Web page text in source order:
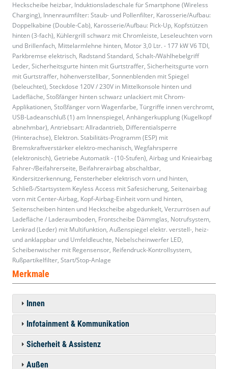
Heckscheibe heizbar, Induktionsladeschale für Smartphone (Wireless
Charging), Innenraumfilter: Staub- und Pollenfilter, Karosserie/Aufbau:
Doppelkabine (Double-Cab), Karosserie/Aufbau: Pick-Up, Kopfstützen
hinten (3-fach), Kühlergrill schwarz mit Chromleiste, Leseleuchten vorn
und Brillenfach, Mittelarmlehne hinten, Motor 3,0 Ltr. - 177 kW V6 TDI,
Parkbremse elektrisch, Radstand Standard, Schalt-/Wählhebelgriff
Leder, Sicherheitsgurte hinten mit Gurtstraffer, Sicherheitsgurte vorn
mit Gurtstraffer, höhenverstellbar, Sonnenblenden mit Spiegel
(beleuchtet), Steckdose 120V / 230V in Mittelkonsole hinten und
Ladefläche, Stoßfänger hinten schwarz unlackiert mit Chrom-
Applikationen, Stoßfänger vorn Wagenfarbe, Türgriffe innen verchromt,
USB-Ladeanschluß (1) am Innenspiegel, Anhängerkupplung (Kugelkopf
abnehmbar), Antriebsart: Allradantrieb, Differentialsperre
(Hinterachse), Elektron. Stabilitäts-Programm (ESP) mit
Bremskraftverstärker elektro-mechanisch, Wegfahrsperre
(elektronisch), Getriebe Automatik - (10-Stufen), Airbag und Knieairbag
Fahrer-/Beifahrerseite, Beifahrerairbag abschaltbar,
Kindersitzerkennung, Fensterheber elektrisch vorn und hinten,
Schließ-/Startsystem Keyless Access mit Safesicherung, Seitenairbag
vorn mit Center-Airbag, Kopf-Airbag-Einheit vorn und hinten,
Seitenscheiben hinten und Heckscheibe abgedunkelt, Verzurrösen auf
Ladefläche / Laderaumboden, Frontscheibe Dämmglas, Notrufsystem,
Lenkrad (Leder) mit Multifunktion, Außenspiegel elektr. verstell-, heiz-
und anklappbar und Umfeldleuchte, Nebelscheinwerfer LED,
Scheibenwischer mit Regensensor, Reifendruck-Kontrollsystem,
Rußpartikelfilter, Start/Stop-Anlage
Merkmale
Innen
Infotainment & Kommunikation
Sicherheit & Assistenz
Außen